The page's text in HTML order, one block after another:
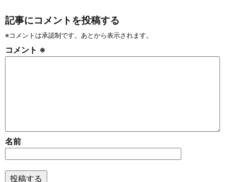
記事にコメントを投稿する
※コメントは承認制です。あとから表示されます。
コメント ※
名前